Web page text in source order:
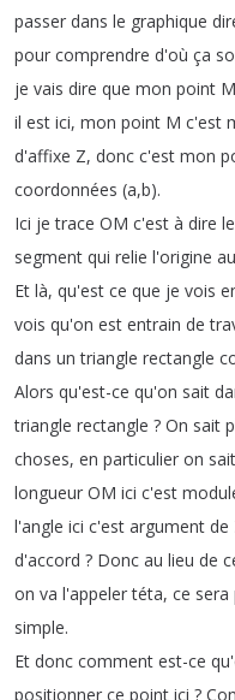
passer dans le graphique
pour comprendre d'où ça
je vais dire que mon point M
il est ici, mon point M c'est
d'affixe Z, donc c'est mon
coordonnées (a,b).
Ici je trace OM c'est à dire le
segment qui relie l'origine au
Et là, qu'est ce que je vois
vois qu'on est entrain de
dans un triangle rectangle
Alors qu'est-ce qu'on sait
triangle rectangle ? On sait
choses, en particulier on sait
longueur OM ici c'est
l'angle ici c'est argument de
d'accord ? Donc au lieu de
on va l'appeler téta, ce sera
simple.
Et donc comment est-ce
positionner ce point ici ?